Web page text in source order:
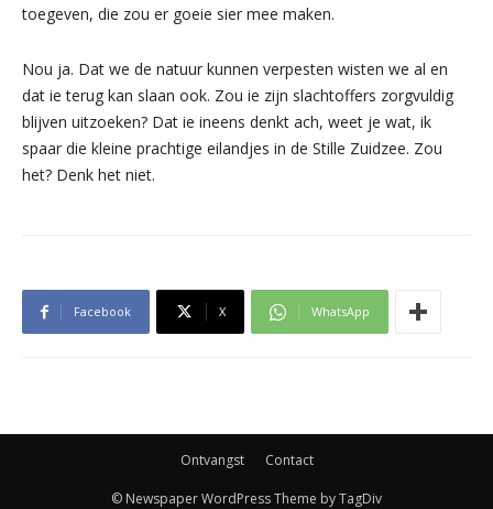
toegeven, die zou er goeie sier mee maken.
Nou ja. Dat we de natuur kunnen verpesten wisten we al en
dat ie terug kan slaan ook. Zou ie zijn slachtoffers zorgvuldig
blijven uitzoeken? Dat ie ineens denkt ach, weet je wat, ik
spaar die kleine prachtige eilandjes in de Stille Zuidzee. Zou
het? Denk het niet.
Facebook X WhatsApp
Ontvangst Contact
© Newspaper WordPress Theme by TagDiv